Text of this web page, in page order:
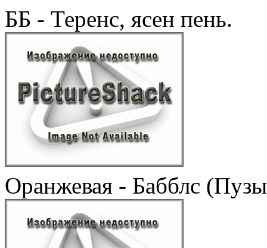
ББ - Теренс, ясен пень.
Оранжевая - Бабблс